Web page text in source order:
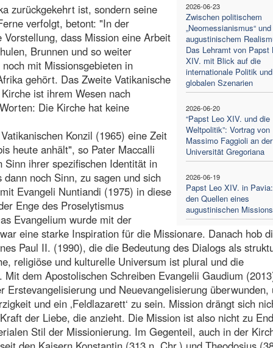
2026-06-23
Zwischen politischem
„Neomessianismus“ und
augustinischem
Das Lehramt von Papst
XIV. mit Blick auf die
internationale Politik
globalen Szenarien
2026-06-20
“Papst Leo XIV. und die
Weltpolitik”: Vortrag von
Massimo Faggioli an der
Universität Gregoriana
2026-06-19
Papst Leo XIV. in
den Quellen eines
augustinischen
zurückgekehrt ist, sondern seine
verfolgt, betont: "In der
dass Mission eine Arbeit
Brunnen und so weiter
mit Missionsgebieten in
gehört. Das Zweite Vatikanische
ist ihrem Wesen nach
Die Kirche hat keine
Konzil (1965) eine Zeit
heute anhält", so Pater Maccalli
ihrer spezifischen Identität in
noch Sinn, zu sagen und sich
Evangeli Nuntiandi (1975) in diese
Enge des Proselytismus
Evangelium wurde mit der
eine starke Inspiration für die Missionare. Danach hob
Paul II. (1990), die die Bedeutung des Dialogs als
religiöse und kulturelle Universum ist plural und die
dem Apostolischen Schreiben Evangelii Gaudium
und Neuevangelisierung überwunden,
und ein ‚Feldlazarett‘ zu sein. Mission drängt sich
der Liebe, die anzieht. Die Mission ist also nicht zu
Stil der Missionierung. Im Gegenteil, auch in der